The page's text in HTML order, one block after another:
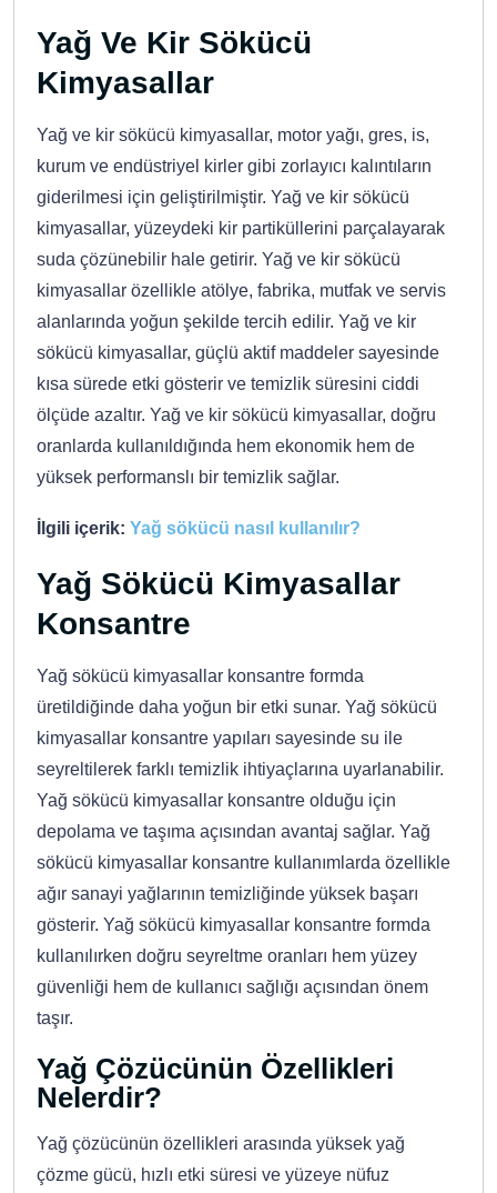
Yağ Ve Kir Sökücü
Kimyasallar
Yağ ve kir sökücü kimyasallar, motor yağı, gres, is,
kurum ve endüstriyel kirler gibi zorlayıcı kalıntıların
giderilmesi için geliştirilmiştir. Yağ ve kir sökücü
kimyasallar, yüzeydeki kir partiküllerini parçalayarak
suda çözünebilir hale getirir. Yağ ve kir sökücü
kimyasallar özellikle atölye, fabrika, mutfak ve servis
alanlarında yoğun şekilde tercih edilir. Yağ ve kir
sökücü kimyasallar, güçlü aktif maddeler sayesinde
kısa sürede etki gösterir ve temizlik süresini ciddi
ölçüde azaltır. Yağ ve kir sökücü kimyasallar, doğru
oranlarda kullanıldığında hem ekonomik hem de
yüksek performanslı bir temizlik sağlar.
İlgili içerik: Yağ sökücü nasıl kullanılır?
Yağ Sökücü Kimyasallar
Konsantre
Yağ sökücü kimyasallar konsantre formda
üretildiğinde daha yoğun bir etki sunar. Yağ sökücü
kimyasallar konsantre yapıları sayesinde su ile
seyreltilerek farklı temizlik ihtiyaçlarına uyarlanabilir.
Yağ sökücü kimyasallar konsantre olduğu için
depolama ve taşıma açısından avantaj sağlar. Yağ
sökücü kimyasallar konsantre kullanımlarda özellikle
ağır sanayi yağlarının temizliğinde yüksek başarı
gösterir. Yağ sökücü kimyasallar konsantre formda
kullanılırken doğru seyreltme oranları hem yüzey
güvenliği hem de kullanıcı sağlığı açısından önem
taşır.
Yağ Çözücünün Özellikleri
Nelerdir?
Yağ çözücünün özellikleri arasında yüksek yağ
çözme gücü, hızlı etki süresi ve yüzeye nüfuz